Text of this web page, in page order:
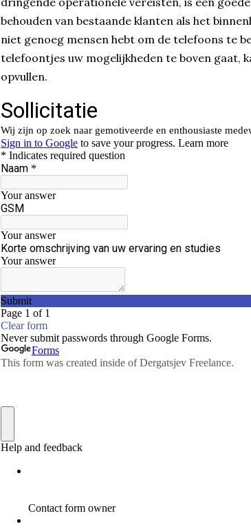
behouden van bestaande klanten als het
niet genoeg mensen hebt om de telefoons te
telefoontjes uw mogelijkheden te boven gaat,
opvullen.